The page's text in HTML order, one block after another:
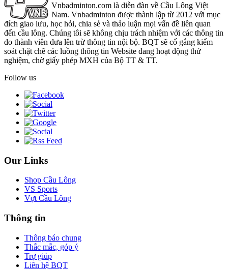
Vnbadminton.com là diễn đàn về Cầu Lông Việt
Nam. Vnbadminton được thành lập từ 2012 với mục
đích giao lưu, học hỏi, chia sẻ và thảo luận mọi vấn đề liên quan
đến cầu lông. Chúng tôi sẽ không chịu trách nhiệm với các thông tin
do thành viên đưa lên trừ thông tin nội bộ. BQT sẽ cố gắng kiểm
soát chặt chẽ các luồng thông tin Website đang hoạt động thử
nghiệm, chờ giấy phép MXH của Bộ TT & TT.
Follow us
Our Links
Shop Cầu Lông
VS Sports
Vợt Cầu Lông
Thông tin
Thông báo chung
Thắc mắc, góp ý
Trợ giúp
Liên hệ BQT